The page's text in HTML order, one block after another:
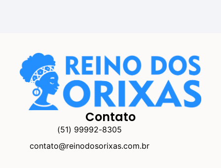
Contato
(51) 99992-8305
contato@reinodosorixas.com.br